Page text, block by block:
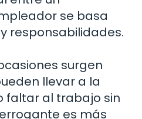
se basa
responsabilidades.
surgen
llevar a la
faltar al trabajo sin
es más